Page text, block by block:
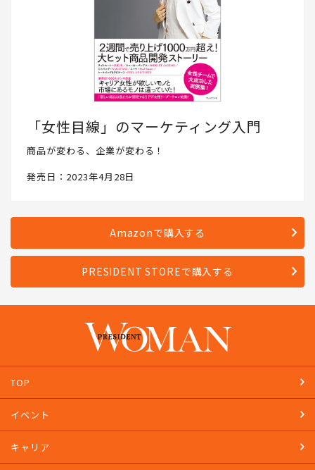
「女性目線」のマーケティング入門
商品が変わる、企業が変わる！
発売日：2023年4月28日
Amazonで購入する
PRESIDENT STOREで購入する
TOP
イベント
キャリア